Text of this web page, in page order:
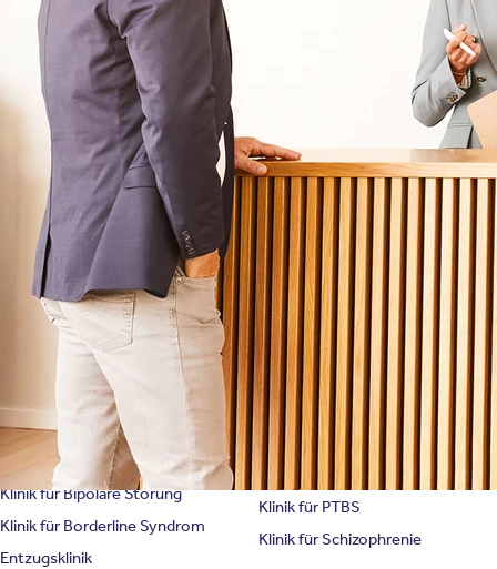
Krankheitsbilder & Therapien
Behandlungsfelder
Therapien
Symptome & Beschwerden
Selbsttests
Presse
Bewertungen
Karriere
Unternehmensfakten
Spezialisierte Kliniken
Klinik für Depression
Klinik für Burnout
Klinik für Angststörung
Klinik für Zwangsstörung
Klinik für Persönlichkeitsstörung
Klinik für Bipolare Störung
Klinik für Borderline Syndrom
Entzugsklinik
Suchtklinik
Klinik für Anorexie
Klinik für Erschöpfung
Klinik für Essstörung
Klinik für Mediensucht
Klinik für Psychose
Klinik für PTBS
Klinik für Schizophrenie